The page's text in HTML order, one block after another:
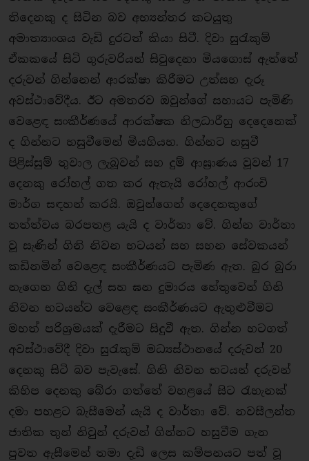
තිදෙනකු ද සිටින බව අභ්‍යන්තර කටයුතු
අමාත්‍යාංශය වැඩි දුරටත් කියා සිටී. දිවා සුරැකුම්
ඒකකයේ සිටි ගුරුවරියන් සිවුදෙනා මියගොස් ඇත්තේ
දරුවන් ගින්නෙන් ආරක්ෂා කිරීමට උත්සහ දැරූ
අවස්ථාවේදීය. ඊට අමතරව ඔවුන්ගේ සහායට පැමිණි
වෙළෙඳ සංකීර්ණයේ ආරක්ෂක නිලධාරීහු දෙදෙනෙක්
ද ගින්නට හසුවීමෙන් මියගියහ. ගින්නට හසුවී
පිළිස්සුම් තුවාල ලැබූවන් සහ දුම් ආඝ‍්‍රාණය වූවන් 17
දෙනකු රෝහල් ගත කර ඇතැයි රෝහල් ආරංචි
මාර්ග සඳහන් කරයි. ඔවුන්ගෙන් දෙදෙනකුගේ
තත්ත්වය බරපතළ යැයි ද වාර්තා වේ. ගින්න වාර්තා
වූ සැණින් ගිනි නිවන භටයන් සහ සහන සේවකයන්
කඩිනමින් වෙළෙඳ සංකීර්ණයට පැමිණ ඇත. බුර බුරා
නැගෙන ගිනි දැල් සහ ඝන දුමාරය හේතුවෙන් ගිනි
නිවන භටයන්ට වෙළෙඳ සංකීර්ණයට ඇතුළුවීමට
මහත් පරිශ‍්‍රමයක් දැරීමට සිදුවී ඇත. ගින්න හටගත්
අවස්ථාවේදී දිවා සුරැකුම් මධ්‍යස්ථානයේ දරුවන් 20
දෙනකු සිටි බව පැවැසේ. ගිනි නිවන භටයන් දරුවන්
කිහිප දෙනකු බේරා ගත්තේ වහළයේ සිට රැහැනක්
දමා පහළට බැසීමෙන් යැයි ද වාර්තා වේ. නවසීලන්ත
ජාතික තුන් නිවුන් දරුවන් ගින්නට හසුවීම ගැන
පුවත ඇසීමෙන් තමා දැඩි ලෙස කම්පනයට පත් වූ